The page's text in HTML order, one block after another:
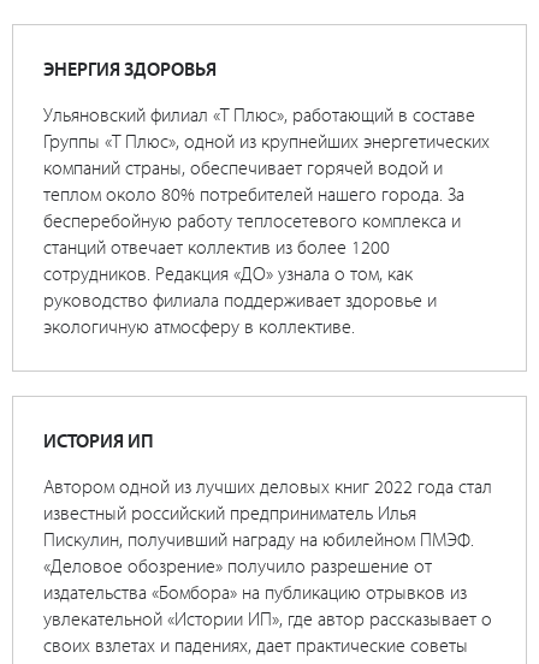
ЭНЕРГИЯ ЗДОРОВЬЯ
Ульяновский филиал «Т Плюс», работающий в составе
Группы «Т Плюс», одной из крупнейших энергетических
компаний страны, обеспечивает горячей водой и
теплом около 80% потребителей нашего города. За
бесперебойную работу теплосетевого комплекса и
станций отвечает коллектив из более 1200
сотрудников. Редакция «ДО» узнала о том, как
руководство филиала поддерживает здоровье и
экологичную атмосферу в коллективе.
ИСТОРИЯ ИП
Автором одной из лучших деловых книг 2022 года стал
известный российский предприниматель Илья
Пискулин, получивший награду на юбилейном ПМЭФ.
«Деловое обозрение» получило разрешение от
издательства «Бомбора» на публикацию отрывков из
увлекательной «Истории ИП», где автор рассказывает о
своих взлетах и падениях, дает практические советы